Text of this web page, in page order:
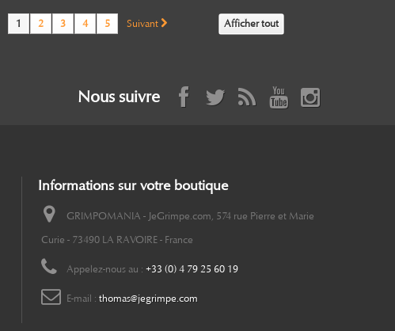
Afficher tout
1 2 3 4 5 Suivant
Nous suivre
Informations sur votre boutique
GRIMPOMANIA - JeGrimpe.com, 574 rue Pierre et Marie
Curie - 73490 LA RAVOIRE - France
Appelez-nous au : +33 (0) 4 79 25 60 19
E-mail : thomas@jegrimpe.com